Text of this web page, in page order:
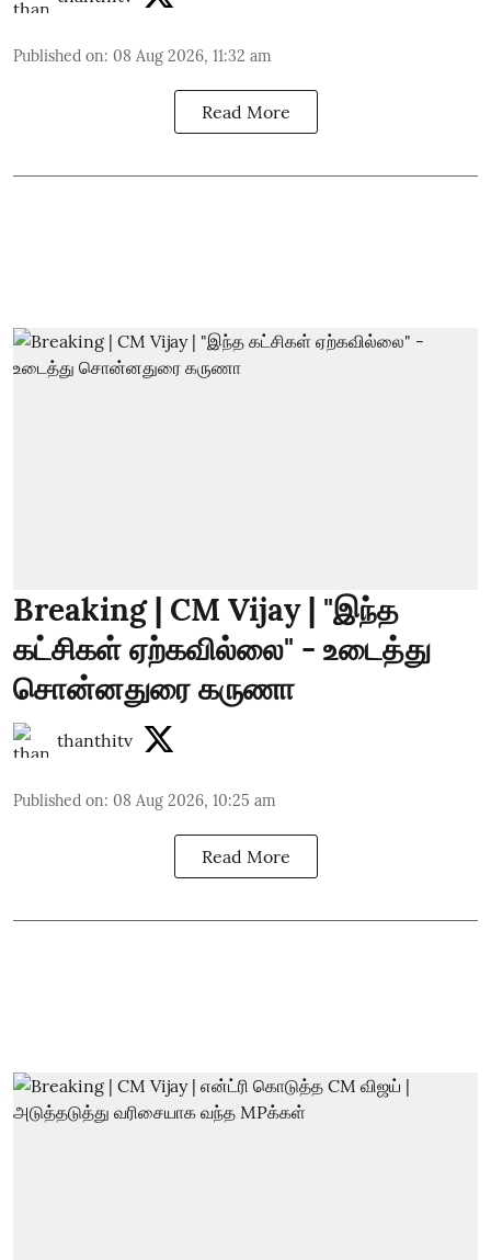
Published on: 08 Aug 2026, 11:32 am
Read More
Breaking | CM Vijay | "இந்த
கட்சிகள் ஏற்கவில்லை" - உடைத்து
சொன்னதுரை கருணா
thanthitv
Published on: 08 Aug 2026, 10:25 am
Read More